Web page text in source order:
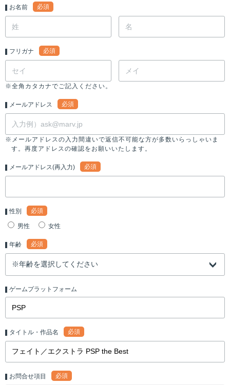
お名前 必須
フリガナ 必須
※全角カタカナでご記入ください。
メールアドレス 必須
※メールアドレスの入力間違いで返信不可能な方が多数いらっしゃいま
す。再度アドレスの確認をお願いいたします。
メールアドレス(再入力) 必須
性別 必須
男性 女性
年齢 必須
ゲームプラットフォーム
タイトル・作品名 必須
お問合せ項目 必須